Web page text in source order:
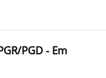
PGD - Em